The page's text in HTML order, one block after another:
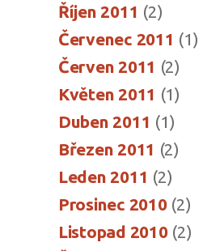
Říjen 2011 (2)
Červenec 2011 (1)
Červen 2011 (2)
Květen 2011 (1)
Duben 2011 (1)
Březen 2011 (2)
Leden 2011 (2)
Prosinec 2010(2)
Listopad 2010(2)